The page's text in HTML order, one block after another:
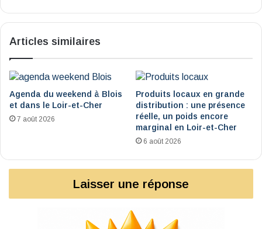
Articles similaires
Agenda du weekend à Blois
et dans le Loir-et-Cher
7 août 2026
Produits locaux en grande
distribution : une présence
réelle, un poids encore
marginal en Loir-et-Cher
6 août 2026
Laisser une réponse